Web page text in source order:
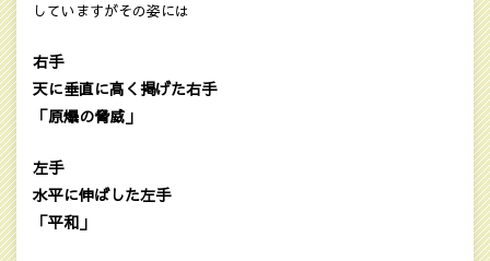
していますがその姿には
右手
天に垂直に高く掲げた右手
「原爆の脅威」
左手
水平に伸ばした左手
「平和」